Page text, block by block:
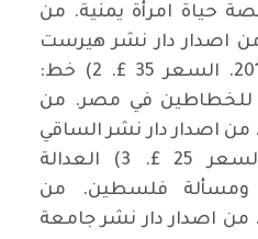
حياة امرأة يمنية. من
اصدار دار نشر هيرست
في كانون الثاني 2019. السعر 35 £. 2) خط:
للخطاطين في مصر. من
اصدار دار نشر الساقي
في أيلول 2018. السعر 25 £. 3) العدالة
ومسألة فلسطين. من
من اصدار دار نشر جامعة